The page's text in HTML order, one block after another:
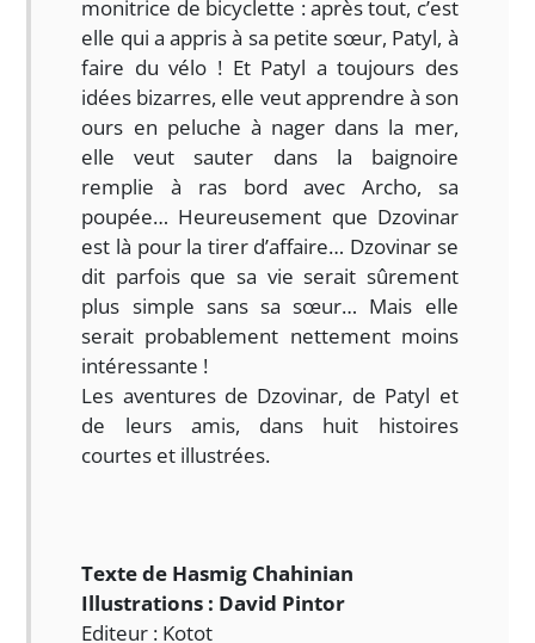
monitrice de bicyclette : après tout, c’est
elle qui a appris à sa petite sœur, Patyl, à
faire du vélo ! Et Patyl a toujours des
idées bizarres, elle veut apprendre à son
ours en peluche à nager dans la mer,
elle veut sauter dans la baignoire
remplie à ras bord avec Archo, sa
poupée… Heureusement que Dzovinar
est là pour la tirer d’affaire… Dzovinar se
dit parfois que sa vie serait sûrement
plus simple sans sa sœur… Mais elle
serait probablement nettement moins
intéressante !
Les aventures de Dzovinar, de Patyl et
de leurs amis, dans huit histoires
courtes et illustrées.
Texte de Hasmig Chahinian
Illustrations : David Pintor
Editeur : Kotot